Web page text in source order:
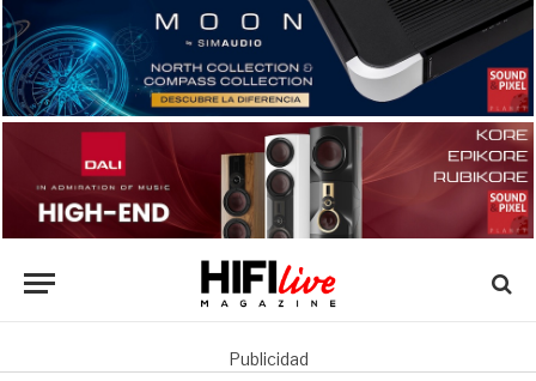
Publicidad